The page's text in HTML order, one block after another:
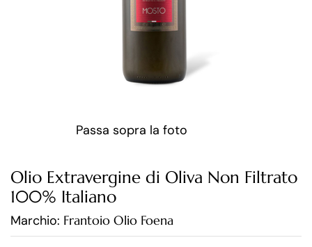
Passa sopra la foto
Olio Extravergine di Oliva Non Filtrato
100% Italiano
Marchio: Frantoio Olio Foena